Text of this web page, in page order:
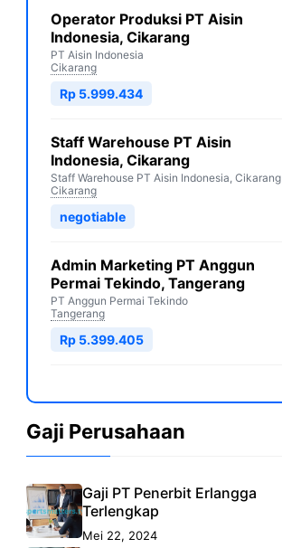
Operator Produksi PT Aisin
Indonesia, Cikarang
PT Aisin Indonesia
Cikarang
Rp 5.999.434
Staff Warehouse PT Aisin
Indonesia, Cikarang
Staff Warehouse PT Aisin Indonesia, Cikarang
Cikarang
negotiable
Admin Marketing PT Anggun
Permai Tekindo, Tangerang
PT Anggun Permai Tekindo
Tangerang
Rp 5.399.405
Gaji Perusahaan
Gaji PT Penerbit Erlangga
Terlengkap
Mei 22, 2024